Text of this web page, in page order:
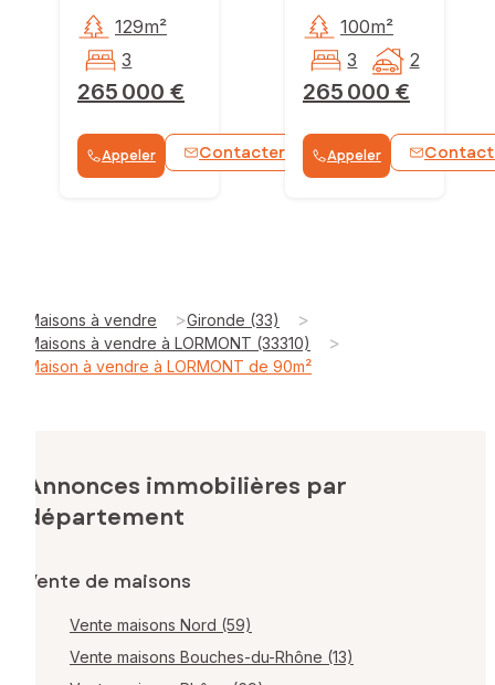
265 000 €
129m²
3
Appeler Contacter WhatsApp
265 000 €
100m²
3
2
Appeler
Maisons à vendre >Gironde (33) >
Maisons à vendre à LORMONT (33310) >
Maison à vendre à LORMONT de 90m²
Annonces immobilières par
département
Vente de maisons
Vente maisons Nord (59)
Vente maisons Bouches-du-Rhône (13)